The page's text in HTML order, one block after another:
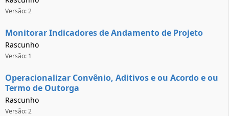
Versão: 2
Monitorar Indicadores de Andamento de Projeto
Rascunho
Versão: 1
Operacionalizar Convênio, Aditivos e ou Acordo e ou
Termo de Outorga
Rascunho
Versão: 2